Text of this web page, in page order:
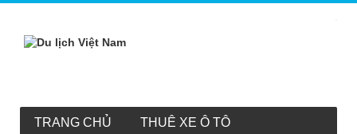
TRANG CHỦ THUÊ XE Ô TÔ